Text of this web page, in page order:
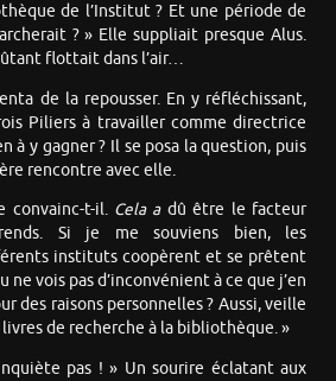
de l’Institut ? Et une période de
? » Elle suppliait presque Alus.
flottait dans l’air…
de la repousser. En y réfléchissant,
Piliers à travailler comme directrice
à y gagner ? Il se posa la question, puis
rencontre avec elle.
convainc-t-il. Celaa dû être le facteur
Si je me souviens bien, les
instituts coopèrent et se prêtent
ne vois pas d’inconvénient à ce que j’en
des raisons personnelles ? Aussi, veille
de recherche à la bibliothèque. »
pas ! » Un sourire éclatant aux